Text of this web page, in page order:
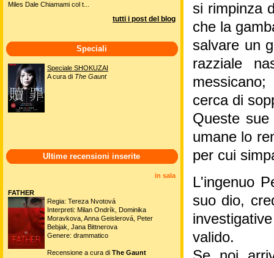
si rimpinza
che la
salvare un
razziale
cerca di
Queste
umane lo
per cui
L'ingenuo
suo dio,
valido.
Miles Dale Chiamami col t...
tutti i post del blog
Speciali
Speciale SHOKUZAI
A cura di The Gaunt
Ultime recensioni inserite
in sala
FATHER
Regia: Tereza Nvotová
Interpreti: Milan Ondrík, Dominika
Moravkova, Anna Geislerová, Peter
Bebjak, Jana Bittnerova
Genere: drammatico
Recensione a cura di The Gaunt